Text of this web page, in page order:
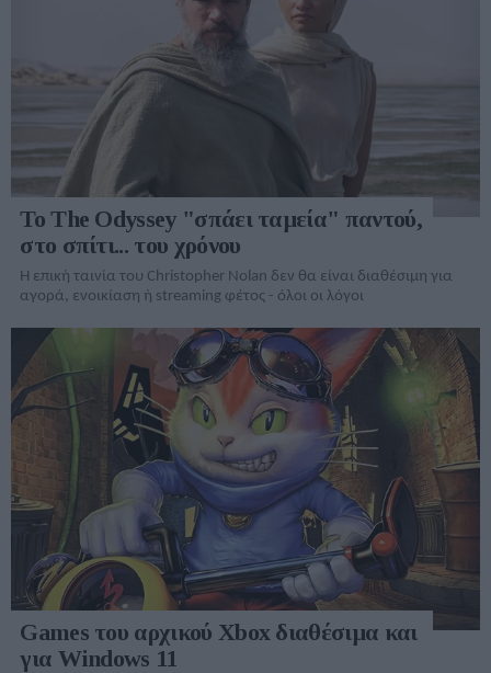
To The Odyssey "σπάει ταμεία" παντού,
στο σπίτι... του χρόνου
Η επική ταινία του Christopher Nolan δεν θα είναι διαθέσιμη για
αγορά, ενοικίαση ή streaming φέτος - όλοι οι λόγοι
Games του αρχικού Xbox διαθέσιμα και
για Windows 11